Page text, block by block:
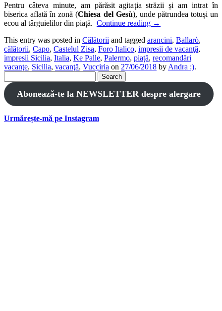
Pentru câteva minute, am părăsit agitația străzii și am intrat în
biserica aflată în zonă (Chiesa del Gesù), unde pătrundea totuși un
ecou al târguielilor din piață. Continue reading →
This entry was posted in Călătorii and tagged arancini, Ballarò,
călătorii, Capo, Castelul Zisa, Foro Italico, impresii de vacanţă,
impresii Sicilia, Italia, Ke Palle, Palermo, piață, recomandări
vacanţe, Sicilia, vacanţă, Vucciria on 27/06/2018 by Andra :).
for:
Abonează-te la NEWSLETTER despre alergare
Urmărește-mă pe Instagram